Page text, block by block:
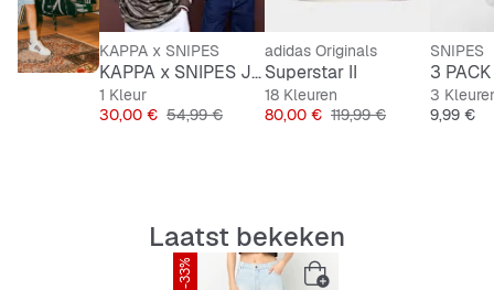
KAPPA x SNIPES
KAPPA x SNIPES Jersey AOP
1 Kleur
Prijs
30,00 € Originele Prijs
54,99 €
adidas Originals
Superstar II
18 Kleuren
Prijs
80,00 € Originele Prijs
119,99 €
SNIPES
3
3
Prijs
9,99 €
Laatst bekeken
-33%